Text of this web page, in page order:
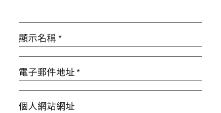
顯示名稱*
電子郵件地址*
個人網站網址